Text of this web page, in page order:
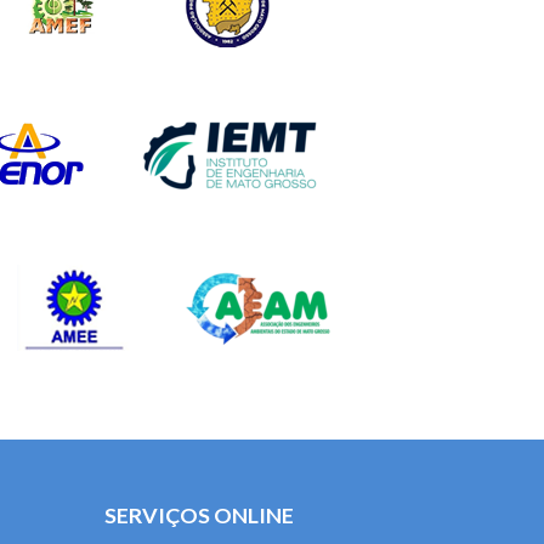
SERVIÇOS ONLINE